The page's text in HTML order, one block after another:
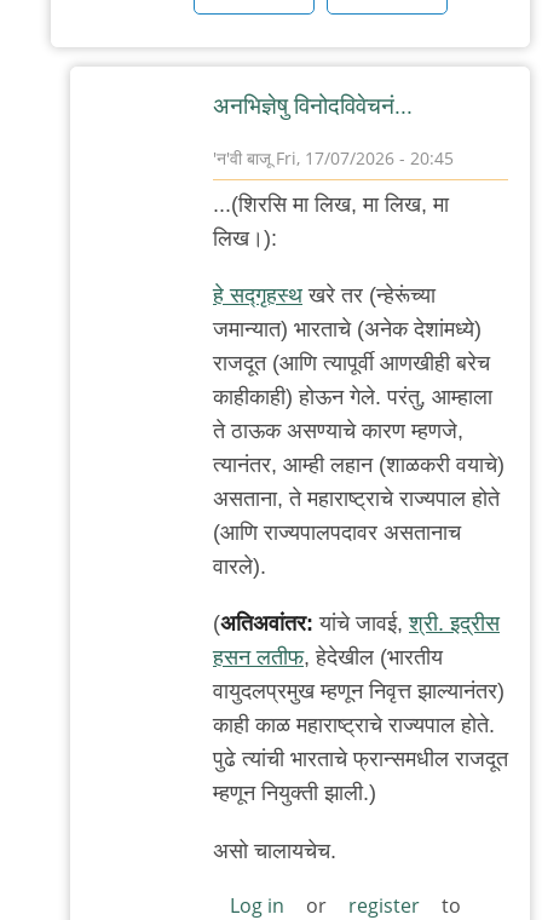
by
अनभिज्ञेषु विनोदविवेचनं...
'न'वी बाजूFri, 17/07/2026 - 20:45
reply
_/\_
by
'न'वी
बाजू
...(शिरसि मा लिख, मा लिख, मा
लिख।):
हे सद्गृहस्थ खरे तर (न्हेरूंच्या
जमान्यात) भारताचे (अनेक देशांमध्ये)
राजदूत (आणि त्यापूर्वी आणखीही बरेच
काहीकाही) होऊन गेले. परंतु, आम्हाला
ते ठाऊक असण्याचे कारण म्हणजे,
त्यानंतर, आम्ही लहान (शाळकरी वयाचे)
असताना, ते महाराष्ट्राचे राज्यपाल होते
(आणि राज्यपालपदावर असतानाच
वारले).
(अतिअवांतर: यांचे जावई,श्री. इद्रीस
हसन लतीफ, हेदेखील (भारतीय
वायुदलप्रमुख म्हणून निवृत्त झाल्यानंतर)
काही काळ महाराष्ट्राचे राज्यपाल होते.
पुढे त्यांची भारताचे फ्रान्समधील राजदूत
म्हणून नियुक्ती झाली.)
असो चालायचेच.
Log in or register
to